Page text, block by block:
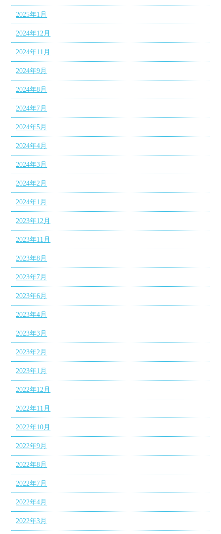
2025年1月
2024年12月
2024年11月
2024年9月
2024年8月
2024年7月
2024年5月
2024年4月
2024年3月
2024年2月
2024年1月
2023年12月
2023年11月
2023年8月
2023年7月
2023年6月
2023年4月
2023年3月
2023年2月
2023年1月
2022年12月
2022年11月
2022年10月
2022年9月
2022年8月
2022年7月
2022年4月
2022年3月